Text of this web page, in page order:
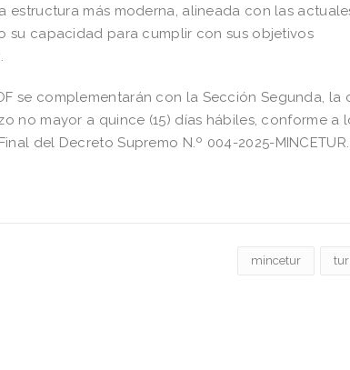
estructura más moderna, alineada con las
su capacidad para cumplir con sus objetivos
se complementarán con la Sección Segunda, la
no mayor a quince (15) días hábiles, conforme a
del Decreto Supremo N.º 004-2025-MINCETUR.
mincetur